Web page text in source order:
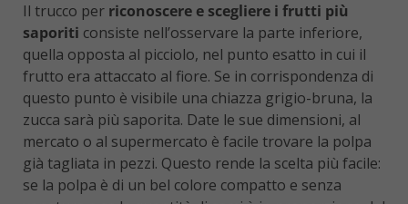
Il trucco per riconoscere e scegliere i frutti più
saporiti consiste nell’osservare la parte inferiore,
quella opposta al picciolo, nel punto esatto in cui il
frutto era attaccato al fiore. Se in corrispondenza di
questo punto è visibile una chiazza grigio-bruna, la
zucca sarà più saporita. Date le sue dimensioni, al
mercato o al supermercato è facile trovare la polpa
già tagliata in pezzi. Questo rende la scelta più facile:
se la polpa è di un bel colore compatto e senza